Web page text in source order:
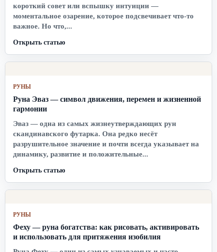
короткий совет или вспышку интуиции —
моментальное озарение, которое подсвечивает что-то
важное. Но что,...
Открыть статью
РУНЫ
Руна Эваз — символ движения, перемен и жизненной
гармонии
Эваз — одна из самых жизнеутверждающих рун
скандинавского футарка. Она редко несёт
разрушительное значение и почти всегда указывает на
динамику, развитие и положительные...
Открыть статью
РУНЫ
Феху — руна богатства: как рисовать, активировать
и использовать для притяжения изобилия